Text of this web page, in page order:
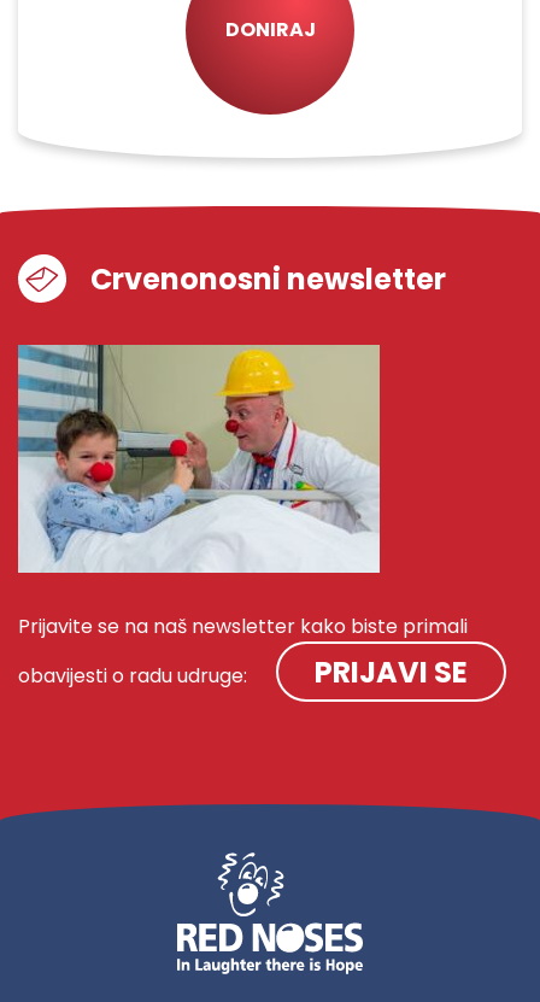
DONIRAJ
Crvenonosni newsletter
Prijavite se na naš newsletter kako biste primali
obavijesti o radu udruge:
PRIJAVI SE